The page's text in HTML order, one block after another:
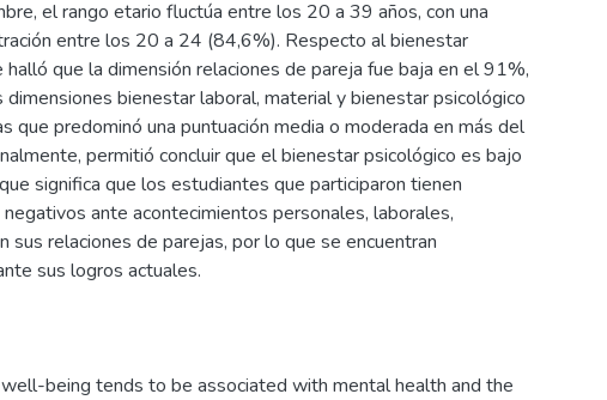
el rango etario fluctúa entre los 20 a 39 años, con una
entre los 20 a 24 (84,6%). Respecto al bienestar
halló que la dimensión relaciones de pareja fue baja en el 91%,
dimensiones bienestar laboral, material y bienestar psicológico
que predominó una puntuación media o moderada en más del
permitió concluir que el bienestar psicológico es bajo
significa que los estudiantes que participaron tienen
ante acontecimientos personales, laborales,
sus relaciones de parejas, por lo que se encuentran
sus logros actuales.
being tends to be associated with mental health and the